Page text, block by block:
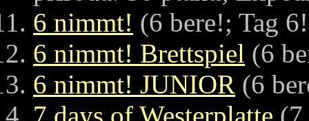
6 nimmt! (6 bere!; Tag
6 nimmt! Brettspiel (6
6 nimmt! JUNIOR (6